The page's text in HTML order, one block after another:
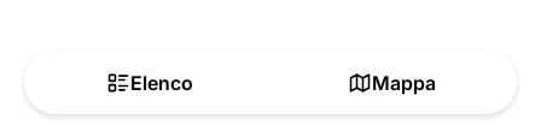
Elenco Mappa